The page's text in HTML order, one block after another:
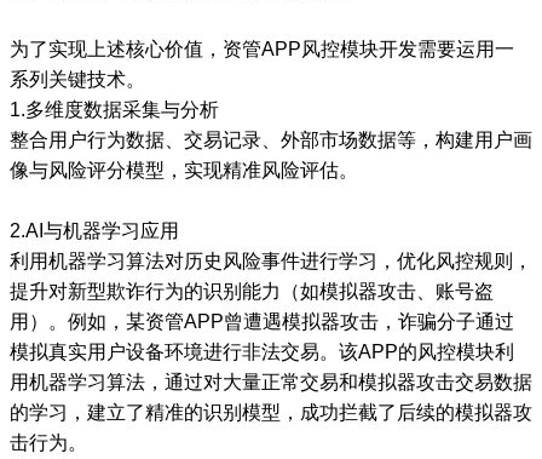
为了实现上述核心价值，资管APP风控模块开发需要运用一
系列关键技术。
1.多维度数据采集与分析
整合用户行为数据、交易记录、外部市场数据等，构建用户画
像与风险评分模型，实现精准风险评估。
2.AI与机器学习应用
利用机器学习算法对历史风险事件进行学习，优化风控规则，
提升对新型欺诈行为的识别能力（如模拟器攻击、账号盗
用）。例如，某资管APP曾遭遇模拟器攻击，诈骗分子通过
模拟真实用户设备环境进行非法交易。该APP的风控模块利
用机器学习算法，通过对大量正常交易和模拟器攻击交易数据
的学习，建立了精准的识别模型，成功拦截了后续的模拟器攻
击行为。